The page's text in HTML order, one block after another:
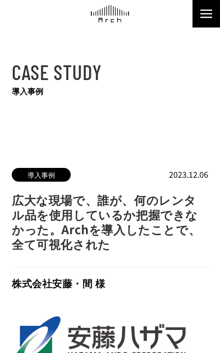
CASE STUDY
導入事例
導入事例 2023.12.06
広大な現場で、誰が、何のレンタ
ル品を使用しているか把握できな
かった。Archを導入したことで、
全て可視化された
株式会社安藤・間 様